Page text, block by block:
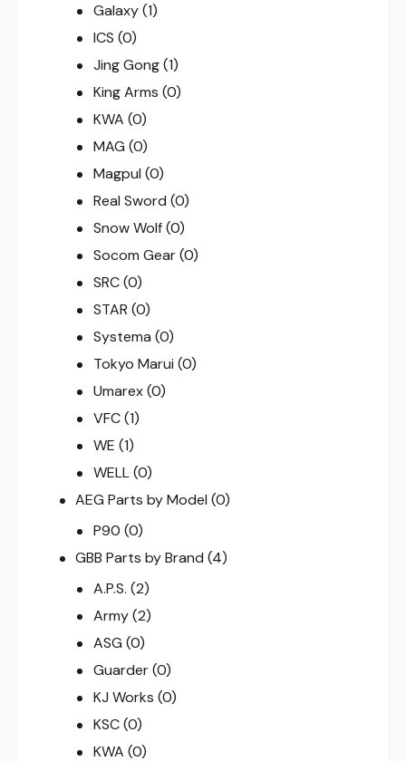
Galaxy (1)
ICS (0)
Jing Gong (1)
King Arms (0)
KWA (0)
MAG (0)
Magpul (0)
Real Sword (0)
Snow Wolf (0)
Socom Gear (0)
SRC (0)
STAR (0)
Systema (0)
Tokyo Marui (0)
Umarex (0)
VFC (1)
WE (1)
WELL (0)
AEG Parts by Model (0)
P90 (0)
GBB Parts by Brand (4)
A.P.S. (2)
Army (2)
ASG (0)
Guarder (0)
KJ Works (0)
KSC (0)
KWA (0)